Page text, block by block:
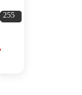
255